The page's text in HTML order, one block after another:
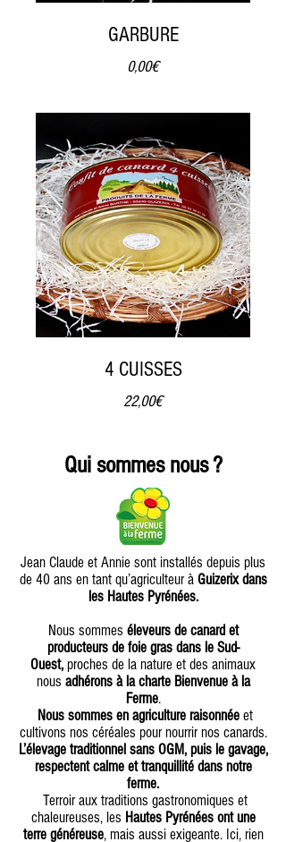
GARBURE
0,00€Prix
4 CUISSES
22,00€Prix
Qui sommes nous ?
Jean Claude et Annie sont installés depuis plus
de 40 ans en tant qu’agriculteur à Guizerix dans
les Hautes Pyrénées.
Nous sommes éleveurs de canard et
producteurs de foie gras dans le Sud-
Ouest, proches de la nature et des animaux
nous adhérons à la charte Bienvenue à la
Ferme.
Nous sommes en agriculture raisonnéeet
cultivons nos céréales pour nourrir nos canards.
L’élevage traditionnel sans OGM, puis le gavage,
respectent calme et tranquillité dans notre
ferme.
Terroir aux traditions gastronomiques et
chaleureuses, les Hautes Pyrénées ont une
terre généreuse, mais aussi exigeante. Ici, rien